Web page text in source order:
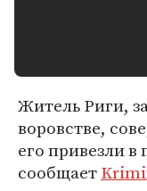
Житель Риги,
воровстве,
его привезли в
сообщает